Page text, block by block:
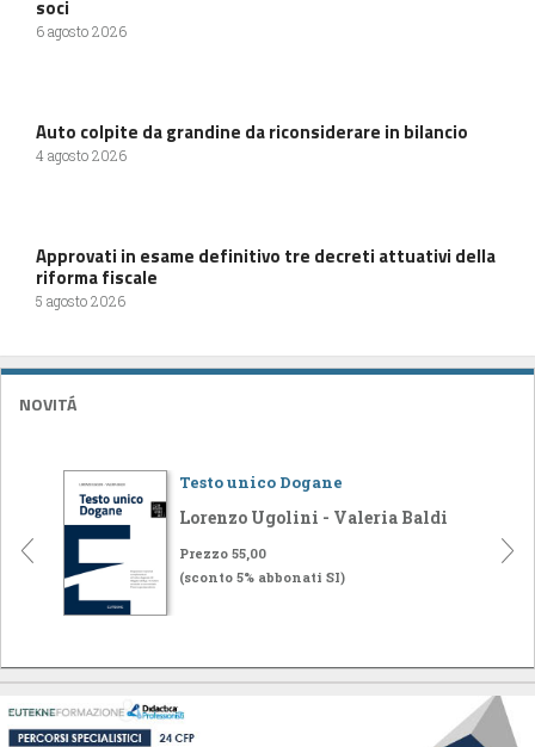
soci
6 agosto 2026
Auto colpite da grandine da riconsiderare in bilancio
4 agosto 2026
Approvati in esame definitivo tre decreti attuativi della
riforma fiscale
5 agosto 2026
NOVITÁ
Testo unico Dogane
Lorenzo Ugolini - Valeria Baldi
Prezzo 55,00
(sconto 5% abbonati SI)